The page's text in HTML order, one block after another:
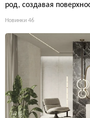
род, создавая
Новинки 46